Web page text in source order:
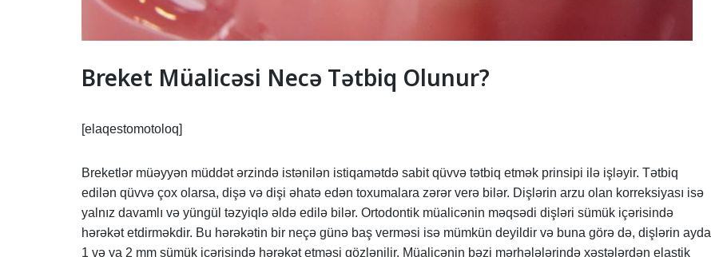
Breket Müalicəsi Necə Tətbiq Olunur?
[elaqestomotoloq]
Breketlər müəyyən müddət ərzində istənilən istiqamətdə sabit qüvvə tətbiq etmək prinsipi ilə işləyir. Tətbiq
edilən qüvvə çox olarsa, dişə və dişi əhatə edən toxumalara zərər verə bilər. Dişlərin arzu olan korreksiyası isə
yalnız davamlı və yüngül təzyiqlə əldə edilə bilər. Ortodontik müalicənin məqsədi dişləri sümük içərisində
hərəkət etdirməkdir. Bu hərəkətin bir neçə günə baş verməsi isə mümkün deyildir və buna görə də, dişlərin ayda
1 və ya 2 mm sümük içərisində hərəkət etməsi gözlənilir. Müalicənin bəzi mərhələlərində xəstələrdən elastik